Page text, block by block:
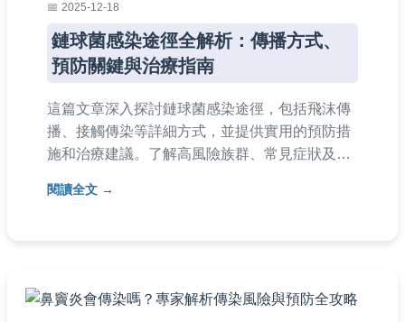
2025-12-18
鏈球菌感染途徑全解析：傳播方式、
預防關鍵與治療指南
這篇文章深入探討鏈球菌感染途徑，包括飛沫傳
播、接觸傳染等詳細方式，並提供實用的預防措
施和治療建議。了解高風險族群、常見症狀及
康。
閱讀全文